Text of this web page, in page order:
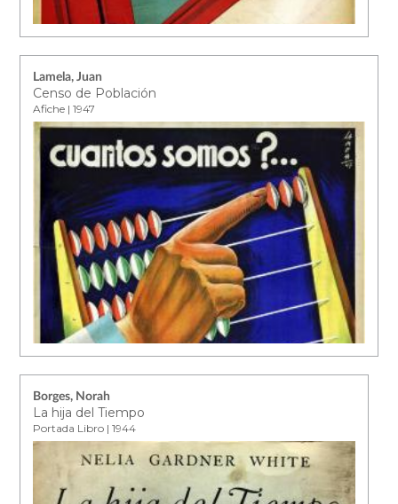
Lamela, Juan
Censo de Población
Afiche | 1947
Borges, Norah
La hija del Tiempo
Portada Libro | 1944